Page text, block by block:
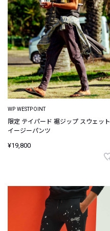
WP WESTPOINT
限定 テイパード 裾ジップ スウェット
イージーパンツ
¥19,800